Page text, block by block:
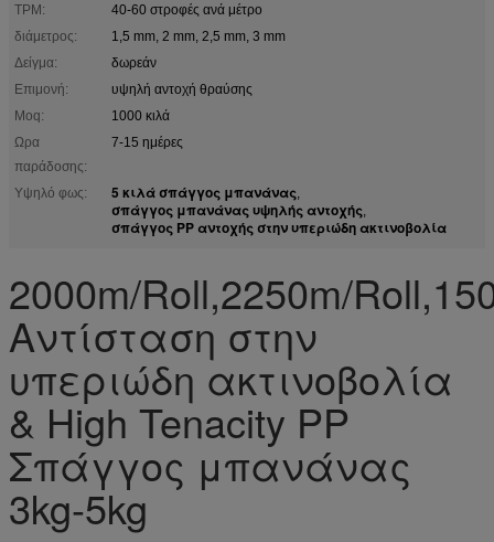
TPM:
40-60 στροφές ανά μέτρο
διάμετρος:
1,5 mm, 2 mm, 2,5 mm, 3 mm
Δείγμα:
δωρεάν
Επιμονή:
υψηλή αντοχή θραύσης
Moq:
1000 κιλά
Ωρα
παράδοσης:
7-15 ημέρες
Υψηλό φως: 5 κιλά σπάγγος μπανάνας,
σπάγγος μπανάνας υψηλής αντοχής,
σπάγγος PP αντοχής στην υπεριώδη ακτινοβολία
2000m/Roll,2250m/
Αντίσταση στην
υπεριώδη ακτινοβολία
& High Tenacity PP
Σπάγγος μπανάνας
3kg-5kg